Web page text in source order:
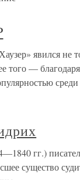
явился не
того —
гг.)
существо